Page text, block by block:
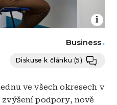
Business
Diskuse k článku (5)
ve všech okresech v
podpory, nově